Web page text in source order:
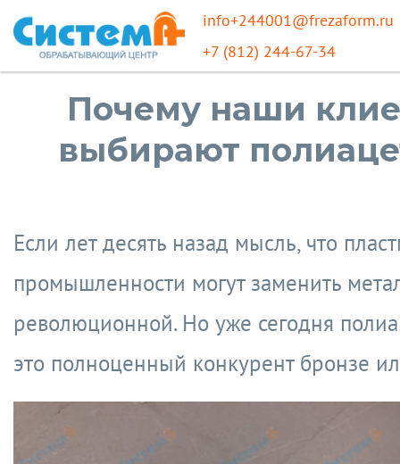
info+244001@frezaform.ru
+7 (812) 244-67-34
Почему наши
выбирают
Если лет десять назад мысль, что
промышленности могут заменить
революционной. Но уже сегодня
это полноценный конкурент бронзе